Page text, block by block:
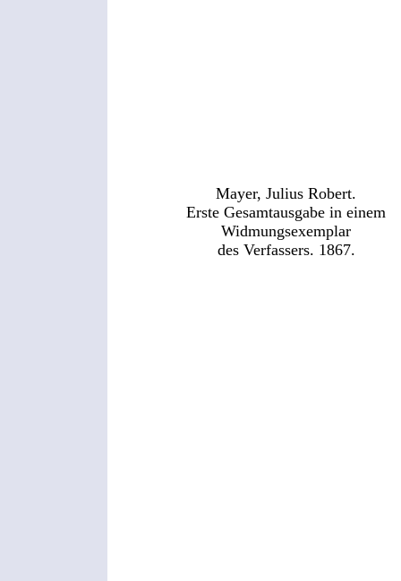
Mayer, Julius Robert.
Erste Gesamtausgabe in einem
Widmungsexemplar
des Verfassers. 1867.